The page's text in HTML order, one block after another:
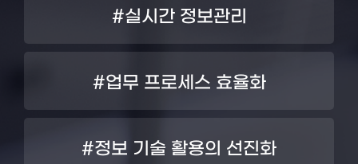
#실시간 정보관리
#업무 프로세스 효율화
#정보 기술 활용의 선진화